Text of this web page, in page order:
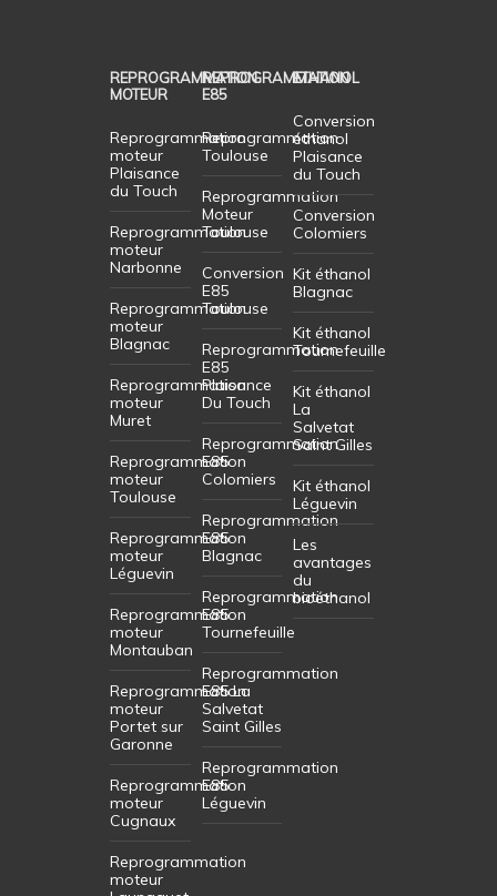
REPROGRAMMATION
MOTEUR
Reprogrammation
moteur
Plaisance
du Touch
Reprogrammation
moteur
Narbonne
Reprogrammation
moteur
Blagnac
Reprogrammation
moteur
Muret
Reprogrammation
moteur
Toulouse
Reprogrammation
moteur
Léguevin
Reprogrammation
moteur
Montauban
Reprogrammation
moteur
Portet sur
Garonne
Reprogrammation
moteur
Cugnaux
Reprogrammation
moteur
REPROGRAMMATION
E85
Reprogrammation
Toulouse
Reprogrammation
Moteur
Toulouse
Conversion
E85
Toulouse
Reprogrammation
E85
Plaisance
Du Touch
Reprogrammation
E85
Colomiers
Reprogrammation
E85
Blagnac
Reprogrammation
E85
Tournefeuille
Reprogrammation
E85 La
Salvetat
Saint Gilles
Reprogrammation
E85
Léguevin
ETHANOL
Conversion
éthanol
Plaisance
du Touch
Conversion
Colomiers
Kit éthanol
Blagnac
Kit éthanol
Tournefeuille
Kit éthanol
La
Salvetat
Saint Gilles
Kit éthanol
Léguevin
Les
avantages
du
bioéthanol